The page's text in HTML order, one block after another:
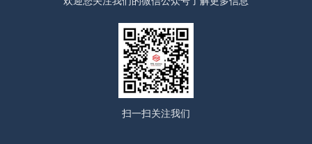
扫一扫关注我们